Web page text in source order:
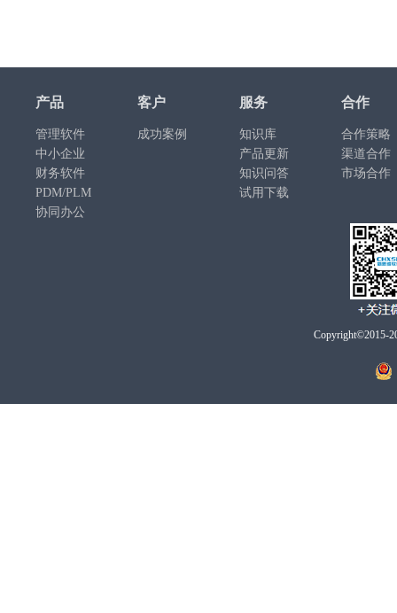
产品
管理软件
中小企业
财务软件
PDM/PLM
协同办公
客户
成功案例
服务
知识库
产品更新
知识问答
试用下载
合作
合作策略
渠道合作
市场合作
Copyright©2015-